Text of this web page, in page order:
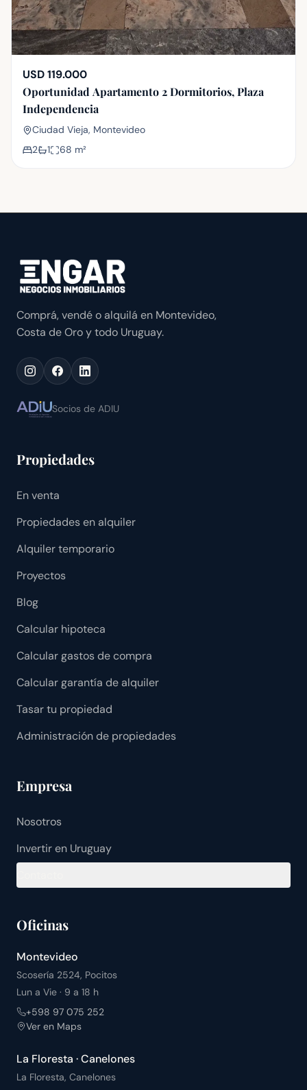
USD 119.000
Oportunidad Apartamento 2 Dormitorios, Plaza
Independencia
Ciudad Vieja, Montevideo
2
1 68 m²
Comprá, vendé o alquilá en Montevideo,
Costa de Oro y todo Uruguay.
Socios de ADIU
Propiedades
En venta
Propiedades en alquiler
Alquiler temporario
Proyectos
Blog
Calcular hipoteca
Calcular gastos de compra
Calcular garantía de alquiler
Tasar tu propiedad
Administración de propiedades
Empresa
Nosotros
Invertir en Uruguay
Oficinas
Montevideo
Scosería 2524, Pocitos
Lun a Vie · 9 a 18 h
+598 97 075 252
Ver en Maps
La Floresta · Canelones
La Floresta, Canelones